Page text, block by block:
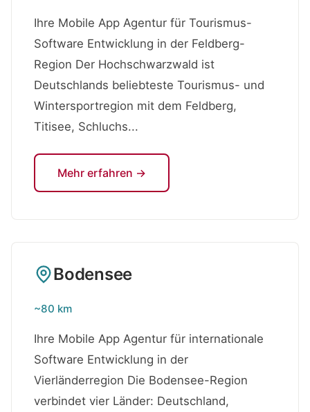
Ihre Mobile App Agentur für Tourismus-
Software Entwicklung in der Feldberg-
Region Der Hochschwarzwald ist
Deutschlands beliebteste Tourismus- und
Wintersportregion mit dem Feldberg,
Titisee, Schluchs...
Mehr erfahren →
Bodensee
~80 km
Ihre Mobile App Agentur für internationale
Software Entwicklung in der
Vierländerregion Die Bodensee-Region
verbindet vier Länder: Deutschland,